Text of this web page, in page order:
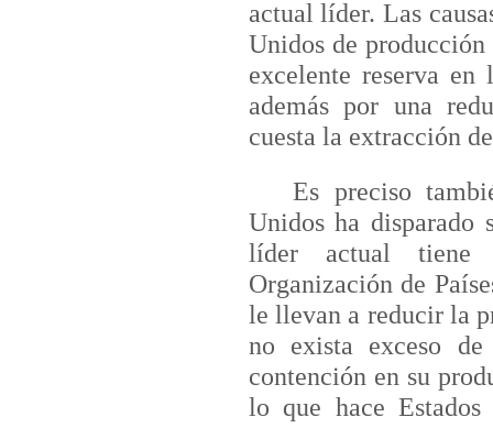
actual líder. Las
Unidos de producción
excelente reserva en
además por una
cuesta la extracción
Es preciso
Unidos ha disparado
líder actual tiene
Organización de
le llevan a reducir la
no exista exceso
contención en su
lo que hace